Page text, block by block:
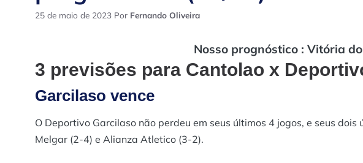
25 de maio de 2023 Por Fernando Oliveira
Nosso prognóstico : Vitória
3 previsões para Cantolao x
Garcilaso vence
O Deportivo Garcilaso não perdeu em seus últimos 4 jogos, e seus
Melgar (2-4) e Alianza Atletico (3-2).